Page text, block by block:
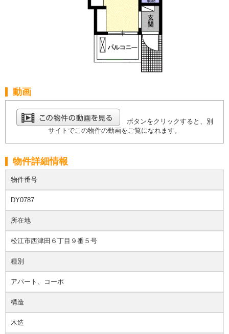
動画
ボタンをクリックすると、別
サイトでこの物件の動画をご覧になれます。
物件詳細情報
物件番号
DY0787
所在地
松江市西津田６丁目９番５号
種別
アパート、コーポ
構造
木造